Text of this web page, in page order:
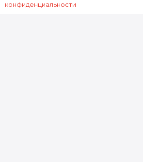
конфиденциальности